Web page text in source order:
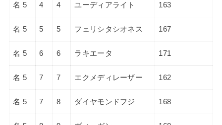
名 5 4 4 ユーディアライト 163
名 5 5 5 フェリシタシオネス 167
名 5 6 6 ラキエータ 171
名 5 7 7 エクメディレーザー 162
名 5 7 8 ダイヤモンドフジ 168